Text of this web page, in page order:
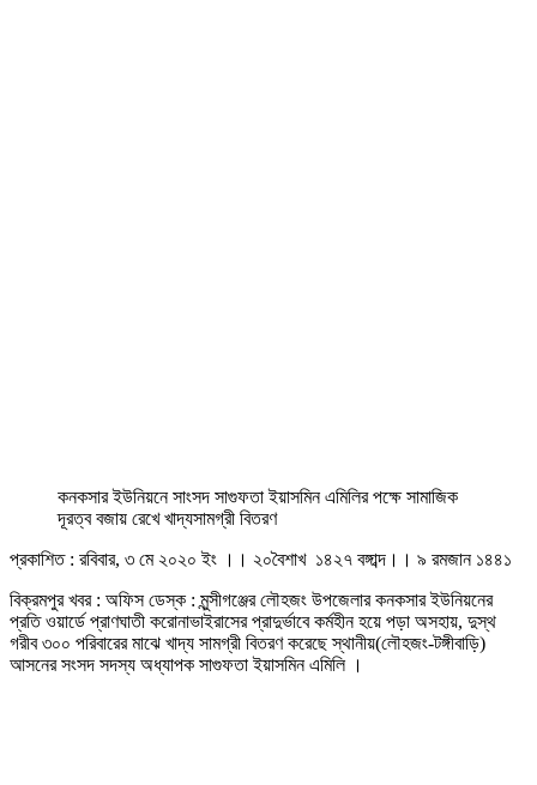
কনকসার ইউনিয়নে সাংসদ সাগুফতা ইয়াসমিন এমিলির পক্ষে সামাজিক
দূরত্ব বজায় রেখে খাদ্যসামগ্রী বিতরণ
প্রকাশিত : রবিবার, ৩ মে ২০২০ ইং ।। ২০বৈশাখ ১৪২৭ বঙ্গাব্দ।। ৯ রমজান ১৪৪১
বিক্রমপুর খবর : অফিস ডেস্ক : মুন্সীগঞ্জের লৌহজং উপজেলার কনকসার ইউনিয়নের
প্রতি ওয়ার্ডে প্রাণঘাতী করোনাভাইরাসের প্রাদুর্ভাবে কর্মহীন হয়ে পড়া অসহায়, দুস্থ
গরীব ৩০০ পরিবারের মাঝে খাদ্য সামগ্রী বিতরণ করেছে স্থানীয়(লৌহজং-টঙ্গীবাড়ি)
আসনের সংসদ সদস্য অধ্যাপক সাগুফতা ইয়াসমিন এমিলি ।